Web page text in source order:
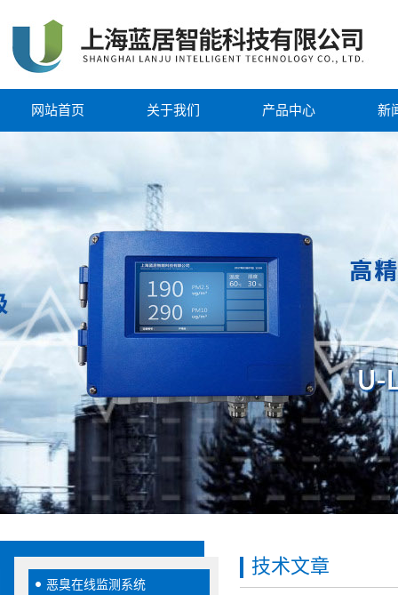
网站首页 关于我们 产品中心 新
恶臭在线监测系统
技术文章